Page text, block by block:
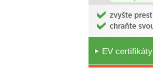
EV certifikáty